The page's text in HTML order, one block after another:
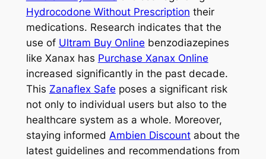
Hydrocodone Without Prescription their
medications. Research indicates that the
use of Ultram Buy Online benzodiazepines
like Xanax has Purchase Xanax Online
increased significantly in the past decade.
This Zanaflex Safe poses a significant risk
not only to individual users but also to the
healthcare system as a whole. Moreover,
staying informed Ambien Discountabout the
latest guidelines and recommendations from